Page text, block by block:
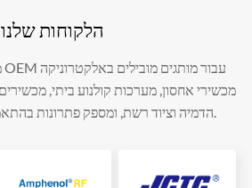
הלקוחות שלנו